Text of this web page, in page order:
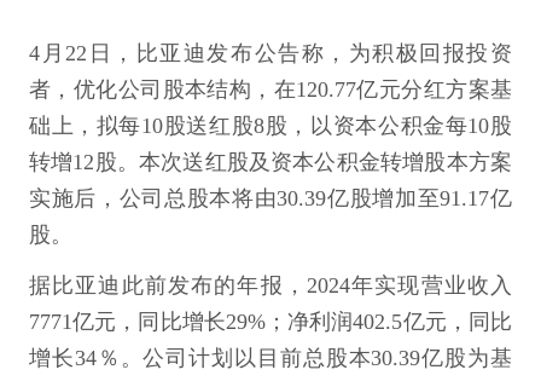
4月22日，比亚迪发布公告称，为积极回报投资
者，优化公司股本结构，在120.77亿元分红方案基
础上，拟每10股送红股8股，以资本公积金每10股
转增12股。本次送红股及资本公积金转增股本方案
实施后，公司总股本将由30.39亿股增加至91.17亿
股。
据比亚迪此前发布的年报，2024年实现营业收入
7771亿元，同比增长29%；净利润402.5亿元，同比
增长34％。公司计划以目前总股本30.39亿股为基